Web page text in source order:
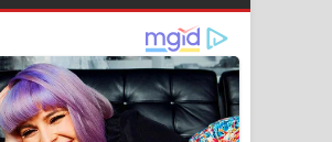
Lassana Amma Song Lyrics - ලස්සන
අම්මා ගීතයේ පද පෙළ
Gemak Deela Song Lyrics - ගේමක් දීලා